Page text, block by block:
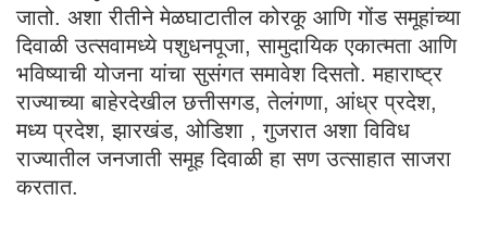
जातो. अशा रीतीने मेळघाटातील कोरकू आणि गोंड समूहांच्या
दिवाळी उत्सवामध्ये पशुधनपूजा, सामुदायिक एकात्मता आणि
भविष्याची योजना यांचा सुसंगत समावेश दिसतो. महाराष्ट्र
राज्याच्या बाहेरदेखील छत्तीसगड, तेलंगणा, आंध्र प्रदेश,
मध्य प्रदेश, झारखंड, ओडिशा , गुजरात अशा विविध
राज्यातील जनजाती समूह दिवाळी हा सण उत्साहात साजरा
करतात.